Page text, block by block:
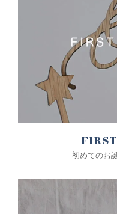
初めてのお